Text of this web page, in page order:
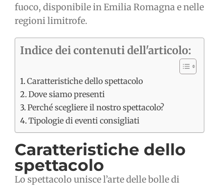
fuoco, disponibile in Emilia Romagna e nelle
regioni limitrofe.
Indice dei contenuti dell'articolo:
Caratteristiche dello spettacolo
Dove siamo presenti
Perché scegliere il nostro spettacolo?
Tipologie di eventi consigliati
Caratteristiche dello
spettacolo
Lo spettacolo unisce l’arte delle bolle di